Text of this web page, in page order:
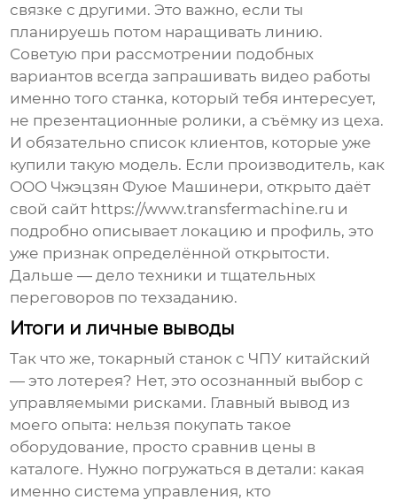
связке с другими. Это важно, если ты
планируешь потом наращивать линию.
Советую при рассмотрении подобных
вариантов всегда запрашивать видео работы
именно того станка, который тебя интересует,
не презентационные ролики, а съёмку из цеха.
И обязательно список клиентов, которые уже
купили такую модель. Если производитель, как
ООО Чжэцзян Фуюе Машинери, открыто даёт
свой сайт https://www.transfermachine.ru и
подробно описывает локацию и профиль, это
уже признак определённой открытости.
Дальше — дело техники и тщательных
переговоров по техзаданию.
Итоги и личные выводы
Так что же,токарный станок с ЧПУ китайский
— это лотерея? Нет, это осознанный выбор с
управляемыми рисками. Главный вывод из
моего опыта: нельзя покупать такое
оборудование, просто сравнив цены в
каталоге. Нужно погружаться в детали: какая
именно система управления, кто